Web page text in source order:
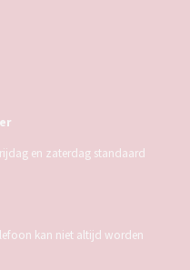
en zaterdag standaard
kan niet altijd worden